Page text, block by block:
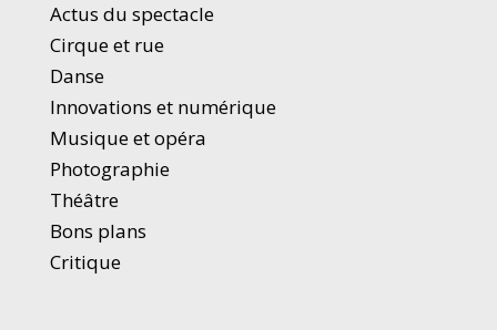
Actus du spectacle
Cirque et rue
Danse
Innovations et numérique
Musique et opéra
Photographie
Théâtre
Bons plans
Critique